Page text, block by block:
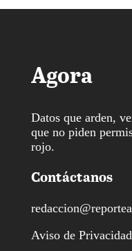
Agora
Datos que arden,
que no piden
rojo.
Contáctanos
Aviso de Privacidad